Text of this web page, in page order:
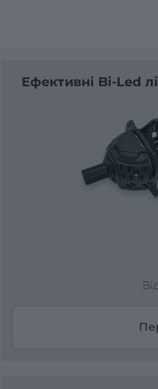
Ефективні Bi-Led